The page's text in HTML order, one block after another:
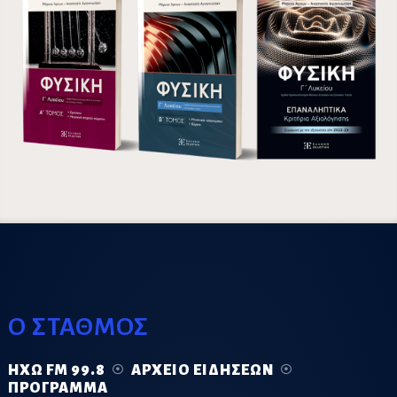
Ο ΣΤΑΘΜΟΣ
ΗΧΏ FM 99.8
ΑΡΧΕΊΟ ΕΙΔΉΣΕΩΝ
ΠΡΌΓΡΑΜΜΑ